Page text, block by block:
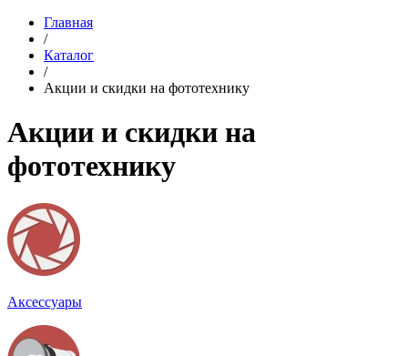
Главная
/
Каталог
/
Акции и скидки на фототехнику
Акции и скидки на
фототехнику
Аксессуары